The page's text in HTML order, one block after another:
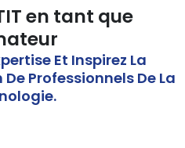
en tant que
Et Inspirez La
Professionnels De La